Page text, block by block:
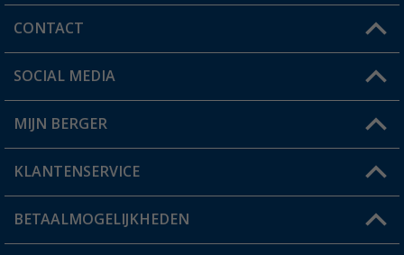
CONTACT
Een vraag?
Winkel vinden
SOCIAL MEDIA
MIJN BERGER
Mijn account
Status bestelling
KLANTENSERVICE
FAQ & Contact
BETAALMOGELIJKHEDEN